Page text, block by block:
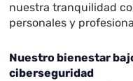
nuestra tranquilidad
personales y
Nuestro bienestar
ciberseguridad